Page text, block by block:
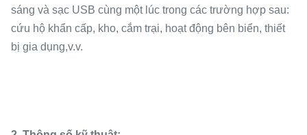
sáng và sạc USB cùng một lúc trong các trường hợp sau:
cứu hộ khẩn cấp, kho, cắm trại, hoạt động bên biển, thiết
bị gia dụng,v.v.